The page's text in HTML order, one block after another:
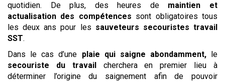
quotidien. De plus, des heures de maintien et
actualisation des compétences sont obligatoires tous
les deux ans pour les sauveteurs secouristes travail
SST.
Dans le cas d’une plaie qui saigne abondamment,le
secouriste du travail cherchera en premier lieu à
déterminer l’origine du saignement afin de pouvoir